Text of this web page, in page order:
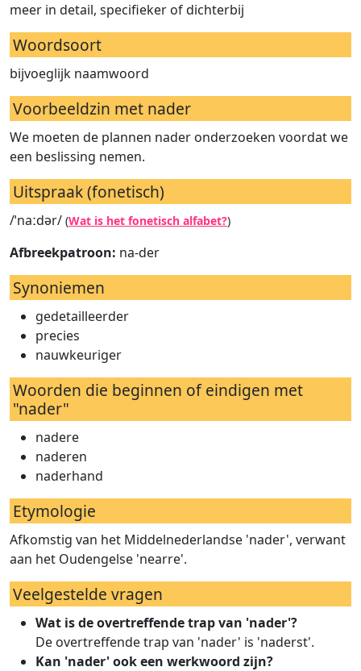
meer in detail, specifieker of dichterbij
Woordsoort
bijvoeglijk naamwoord
Voorbeeldzin met nader
We moeten de plannen nader onderzoeken voordat we
een beslissing nemen.
Uitspraak (fonetisch)
/ˈnaːdər/ (Wat is het fonetisch alfabet?)
Afbreekpatroon: na-der
Synoniemen
gedetailleerder
precies
nauwkeuriger
Woorden die beginnen of eindigen met
"nader"
nadere
naderen
naderhand
Etymologie
Afkomstig van het Middelnederlandse 'nader', verwant
aan het Oudengelse 'nearre'.
Veelgestelde vragen
Wat is de overtreffende trap van 'nader'?
De overtreffende trap van 'nader' is 'naderst'.
Kan 'nader' ook een werkwoord zijn?